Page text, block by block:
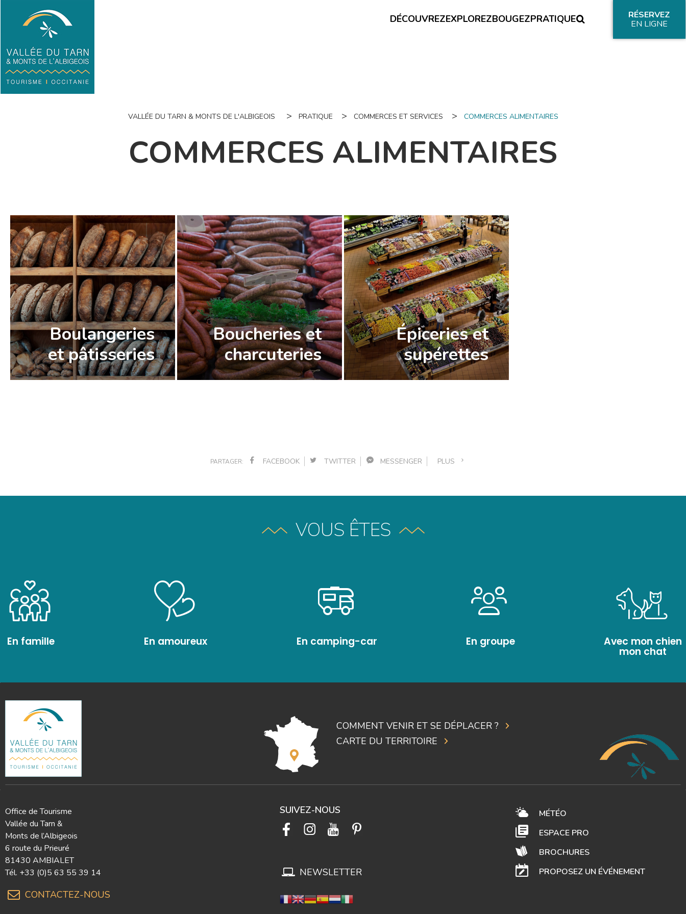
RÉSERVEZ
EN LIGNE
DÉCOUVREZEXPLOREZBOUGEZPRATIQUE
VALLÉE DU TARN & MONTS DE L'ALBIGEOIS PRATIQUE COMMERCES ET SERVICES COMMERCES ALIMENTAIRES
COMMERCES ALIMENTAIRES
Boulangeries
et pâtisseries
Boucheries et
charcuteries
Épiceries et
supérettes
PARTAGER: FACEBOOK TWITTER MESSENGER PLUS
VOUS ÊTES
En famille En amoureux En camping-car En groupe Avec mon chien
mon chat
COMMENT VENIR ET SE DÉPLACER ?
CARTE DU TERRITOIRE
Office de Tourisme
Vallée du Tarn &
Monts de l’Albigeois
6 route du Prieuré
81430 AMBIALET
Tél. +33 (0)5 63 55 39 14
CONTACTEZ-NOUS
SUIVEZ-NOUS
NEWSLETTER
MÉTÉO
ESPACE PRO
BROCHURES
PROPOSEZ UN ÉVÉNEMENT